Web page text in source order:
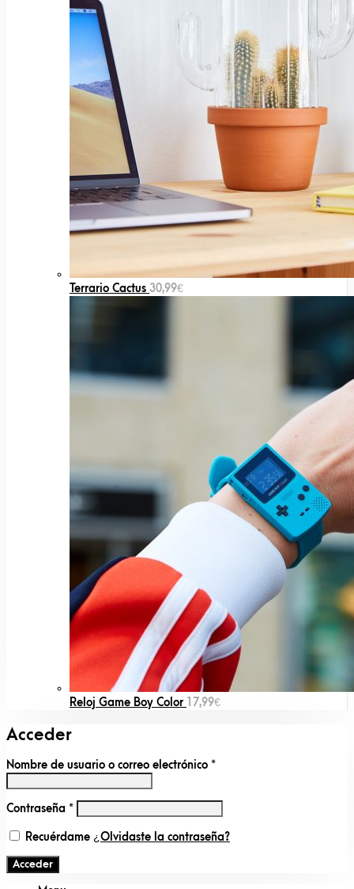
Terrario Cactus 30,99€
Reloj Game Boy Color 17,99€
Acceder
Nombre de usuario o correo electrónico *
Contraseña *
Recuérdame ¿Olvidaste la contraseña?
Acceder